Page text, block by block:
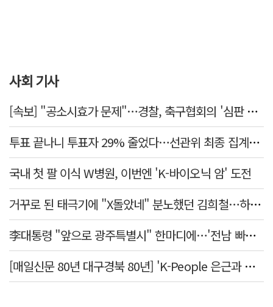
사회 기사
[속보] "공소시효가 문제"…경찰, 축구협회의 '심판 성접대' 수사 여부 검토한다
투표 끝나니 투표자 29% 줄었다…선관위 최종 집계서 수백명 '증발'
국내 첫 팔 이식 W병원, 이번엔 'K-바이오닉 암' 도전
거꾸로 된 태극기에 "X돌았네" 분노했던 김희철…하루만에 사과
李대통령 "앞으로 광주특별시" 한마디에…'전남 빠진 약칭' 논란 재점화
[매일신문 80년 대구경북 80년] 'K-People 은근과 끈기의 위대한 한국인' 사진전 둘러보기 <하>